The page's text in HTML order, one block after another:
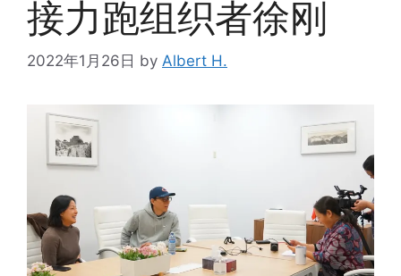
接力跑组织者徐刚
2022年1月26日 by Albert H.